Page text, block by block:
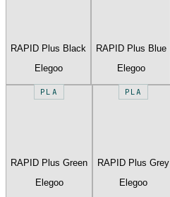
RAPID Plus Black
Elegoo
RAPID Plus Blue
Elegoo
PLA
RAPID Plus Green
Elegoo
PLA
RAPID Plus Grey
Elegoo